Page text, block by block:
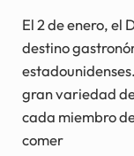
El 2 de enero, el
destino
gran variedad
cada miembro
comer